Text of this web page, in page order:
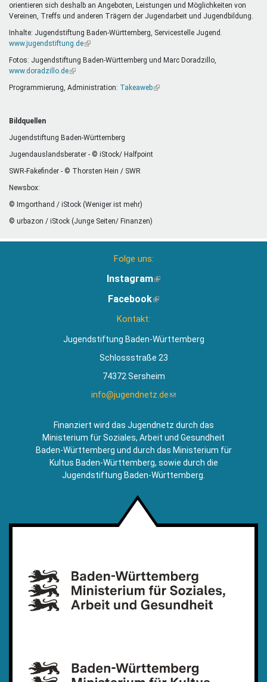
orientieren sich deshalb an Angeboten, Leistungen und Möglichkeiten von
Vereinen, Treffs und anderen Trägern der Jugendarbeit und Jugendbildung.
Inhalte: Jugendstiftung Baden-Württemberg, Servicestelle Jugend.
www.jugendstiftung.de(Link
extern)
Fotos: Jugendstiftung Baden-Württemberg und Marc Doradzillo,
www.doradzillo.de(Link
extern)
Programmierung, Administration: Takeaweb(Link
Bildquellen
Jugendstiftung Baden-Württemberg
Jugendauslandsberater - © iStock/ Halfpoint
SWR-Fakefinder - © Thorsten Hein / SWR
Newsbox:
© Imgorthand / iStock (Weniger ist mehr)
© urbazon / iStock (Junge Seiten/ Finanzen)
Folge uns:
Instagram(Link
extern)
Facebook(Link
Kontakt:
Jugendstiftung Baden-Württemberg
Schlossstraße 23
74372 Sersheim
info@jugendnetz.de(Link
Mail)
Finanziert wird das Jugendnetz durch das
Ministerium für Soziales, Arbeit und Gesundheit
Baden-Württemberg und durch das Ministerium für
Kultus Baden-Württemberg, sowie durch die
Jugendstiftung Baden-Württemberg.